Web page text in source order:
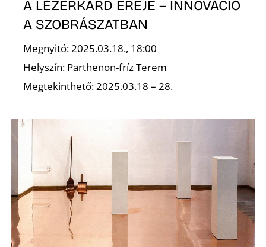
A LÉZERKARD EREJE – INNOVÁCIÓ
A SZOBRÁSZATBAN
Megnyitó: 2025.03.18., 18:00
Helyszín: Parthenon-fríz Terem
Megtekinthető: 2025.03.18 – 28.